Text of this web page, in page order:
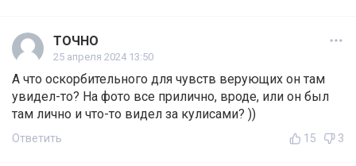
ТОЧНО
25 апреля 2024 13:50
А что оскорбительного для чувств верующих он там
увидел-то? На фото все прилично, вроде, или он был
там лично и что-то видел за кулисами? ))
Ответить 15 3